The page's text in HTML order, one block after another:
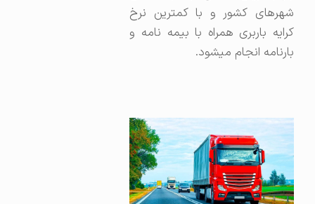
شهرهای کشور و با کمترین نرخ
کرایه باربری همراه با بیمه نامه و
بارنامه انجام میشود.